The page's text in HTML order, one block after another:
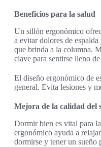
Beneficios para la salud
Un sillón ergonómico
a evitar dolores de
que brinda a la columna.
clave para sentirse lleno
El diseño ergonómico de
general. Evita lesiones y
Mejora de la calidad del
Dormir bien es vital para
ergonómico ayuda a
dormirse y tener un sueño